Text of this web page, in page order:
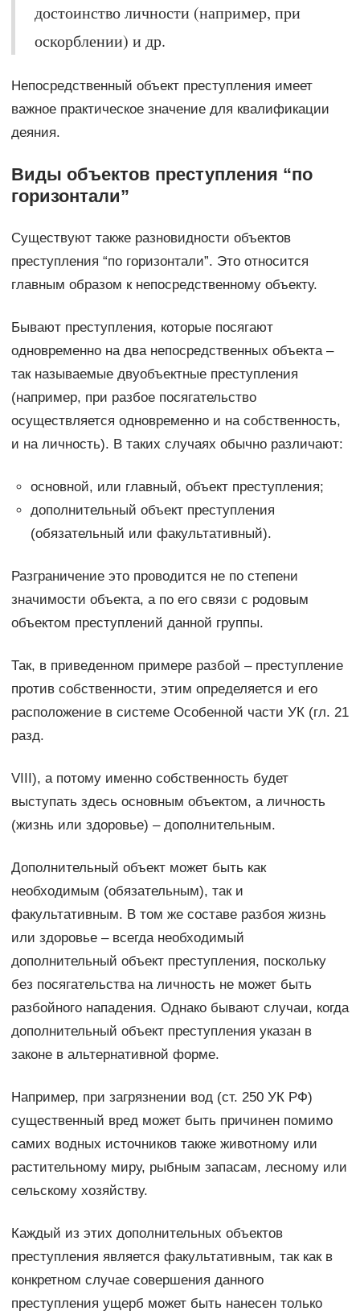
достоинство личности (например, при
оскорблении) и др.
Непосредственный объект преступления имеет
важное практическое значение для квалификации
деяния.
Виды объектов преступления “по
горизонтали”
Существуют также разновидности объектов
преступления “по горизонтали”. Это относится
главным образом к непосредственному объекту.
Бывают преступления, которые посягают
одновременно на два непосредственных объекта –
так называемые двуобъектные преступления
(например, при разбое посягательство
осуществляется одновременно и на собственность,
и на личность). В таких случаях обычно различают:
основной, или главный, объект преступления;
дополнительный объект преступления
(обязательный или факультативный).
Разграничение это проводится не по степени
значимости объекта, а по его связи с родовым
объектом преступлений данной группы.
Так, в приведенном примере разбой – преступление
против собственности, этим определяется и его
расположение в системе Особенной части УК (гл. 21
разд.
VIII), а потому именно собственность будет
выступать здесь основным объектом, а личность
(жизнь или здоровье) – дополнительным.
Дополнительный объект может быть как
необходимым (обязательным), так и
факультативным. В том же составе разбоя жизнь
или здоровье – всегда необходимый
дополнительный объект преступления, поскольку
без посягательства на личность не может быть
разбойного нападения. Однако бывают случаи, когда
дополнительный объект преступления указан в
законе в альтернативной форме.
Например, при загрязнении вод (ст. 250 УК РФ)
существенный вред может быть причинен помимо
самих водных источников также животному или
растительному миру, рыбным запасам, лесному или
сельскому хозяйству.
Каждый из этих дополнительных объектов
преступления является факультативным, так как в
конкретном случае совершения данного
преступления ущерб может быть нанесен только